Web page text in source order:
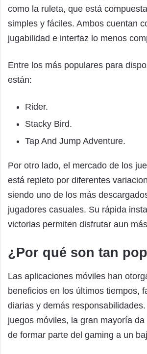
como la ruleta, que está
simples y fáciles. Ambos cuentan
jugabilidad e interfaz lo menos
Entre los más populares para
están:
Rider.
Stacky Bird.
Tap And Jump Adventure.
Por otro lado, el mercado de los
está repleto por diferentes
siendo uno de los más
jugadores casuales. Su rápida
victorias permiten disfrutar aun
¿Por qué son tan
Las aplicaciones móviles han
beneficios en los últimos tiempos,
diarias y demás
juegos móviles, la gran mayoría
de formar parte del gaming a un